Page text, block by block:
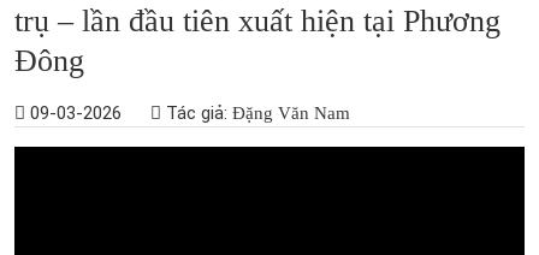
trụ – lần đầu tiên xuất hiện tại Phương
Đông
09-03-2026 Tác giả: Đặng Văn Nam